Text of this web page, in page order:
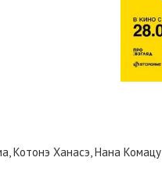
Котонэ Ханасэ, Нана Комацу